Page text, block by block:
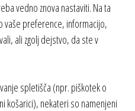
vedno znova nastaviti. Na ta
vaše preference, informacijo,
ali zgolj dejstvo, da ste v
spletišča (npr. piškotek o
košarici), nekateri so namenjeni